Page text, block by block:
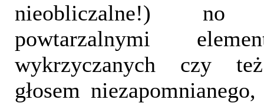
nieobliczalne!)
powtarzalnymi
wykrzyczanych czy
głosem